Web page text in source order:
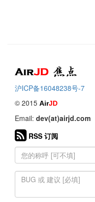
Air焦点
沪ICP备16048238号-7
© 2015 AirJD
Email: dev(at)airjd.com
RSS 订阅